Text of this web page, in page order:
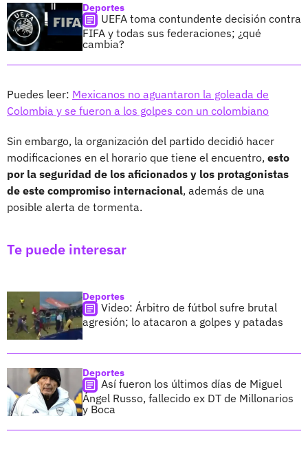
Deportes
UEFA toma contundente decisión contra
FIFA y todas sus federaciones; ¿qué
cambia?
Puedes leer: Mexicanos no aguantaron la goleada de
Colombia y se fueron a los golpes con un colombiano
Sin embargo, la organización del partido decidió hacer
modificaciones en el horario que tiene el encuentro, esto
por la seguridad de los aficionados y los protagonistas
de este compromiso internacional, además de una
posible alerta de tormenta.
Te puede interesar
Deportes
Video: Árbitro de fútbol sufre brutal
agresión; lo atacaron a golpes y patadas
Deportes
Así fueron los últimos días de Miguel
Ángel Russo, fallecido ex DT de Millonarios
y Boca